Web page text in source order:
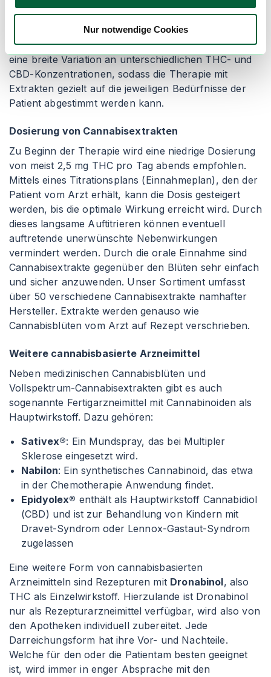
Nur notwendige Cookies
Vollspektrum-Extrakte meist einen höheren Anteil an
CBD. Die Produktpalette der in Deutschland
zugelassenen Cannabiextrakte umfasst mittlerweile
eine breite Variation an unterschiedlichen THC- und
CBD-Konzentrationen, sodass die Therapie mit
Extrakten gezielt auf die jeweiligen Bedürfnisse der
Patient abgestimmt werden kann.
Dosierung von Cannabisextrakten
Zu Beginn der Therapie wird eine niedrige Dosierung
von meist 2,5 mg THC pro Tag abends empfohlen.
Mittels eines Titrationsplans (Einnahmeplan), den der
Patient vom Arzt erhält, kann die Dosis gesteigert
werden, bis die optimale Wirkung erreicht wird. Durch
dieses langsame Auftitrieren können eventuell
auftretende unerwünschte Nebenwirkungen
vermindert werden. Durch die orale Einnahme sind
Cannabisextrakte gegenüber den Blüten sehr einfach
und sicher anzuwenden. Unser Sortiment umfasst
über 50 verschiedene Cannabisextrakte namhafter
Hersteller. Extrakte werden genauso wie
Cannabisblüten vom Arzt auf Rezept verschrieben.
Weitere cannabisbasierte Arzneimittel
Neben medizinischen Cannabisblüten und
Vollspektrum-Cannabisextrakten gibt es auch
sogenannte Fertigarzneimittel mit Cannabinoiden als
Hauptwirkstoff. Dazu gehören:
Sativex®: Ein Mundspray, das bei Multipler
Sklerose eingesetzt wird.
Nabilon: Ein synthetisches Cannabinoid, das etwa
in der Chemotherapie Anwendung findet.
Epidyolex® enthält als Hauptwirkstoff Cannabidiol
(CBD) und ist zur Behandlung von Kindern mit
Dravet-Syndrom oder Lennox-Gastaut-Syndrom
zugelassen
Eine weitere Form von cannabisbasierten
Arzneimitteln sind Rezepturen mit Dronabinol, also
THC als Einzelwirkstoff. Hierzulande ist Dronabinol
nur als Rezepturarzneimittel verfügbar, wird also von
den Apotheken individuell zubereitet. Jede
Darreichungsform hat ihre Vor- und Nachteile.
Welche für den oder die Patientam besten geeignet
ist, wird immer in enger Absprache mit den